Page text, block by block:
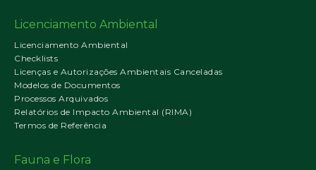
Licenciamento Ambiental
Licenciamento Ambiental
Checklists
Licenças e Autorizações Ambientais Canceladas
Modelos de Documentos
Processos Arquivados
Relatórios de Impacto Ambiental (RIMA)
Termos de Referência
Fauna e Flora